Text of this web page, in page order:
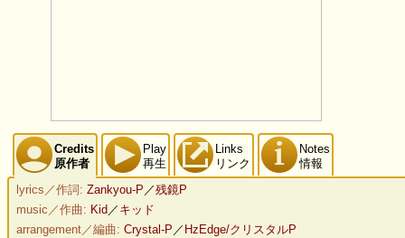
Credits
原作者
Play
再生
Links
リンク
Notes
情報
lyrics／作詞: Zankyou-P ／残鏡P
music／作曲: Kid ／ キッド
arrangement／編曲: Crystal-P ／ HzEdge/クリスタルP